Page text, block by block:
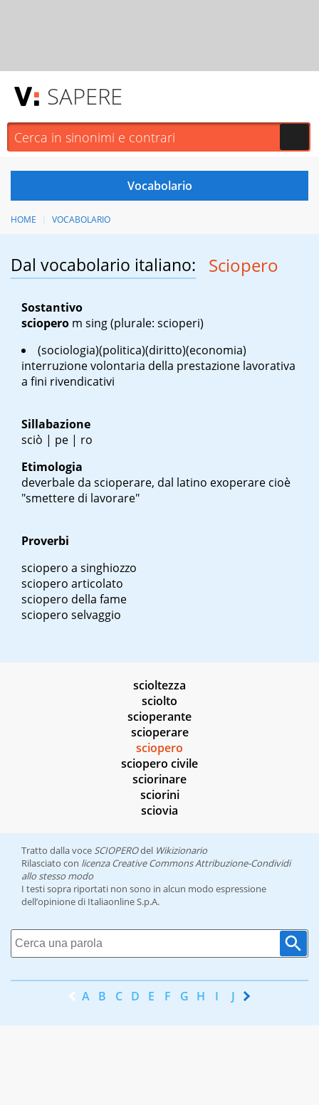
SAPERE
HOME VOCABOLARIO
Dal vocabolario italiano: Sciopero
Sostantivo
sciopero m sing(plurale: scioperi)
(sociologia)(politica)(diritto)(economia)
interruzione volontaria della prestazione lavorativa
a fini rivendicativi
Sillabazione
sciò | pe | ro
Etimologia
deverbale da scioperare, dal latino exoperare cioè
"smettere di lavorare"
Proverbi
sciopero a singhiozzo
sciopero articolato
sciopero della fame
sciopero selvaggio
scioltezza
sciolto
scioperante
scioperare
sciopero
sciopero civile
sciorinare
sciorini
sciovia
Tratto dalla voce SCIOPEROdel Wikizionario
Rilasciato con licenza Creative Commons Attribuzione-Condividi
allo stesso modo
I testi sopra riportati non sono in alcun modo espressione
dell’opinione di Italiaonline S.p.A.
A B C D E F G H I J K